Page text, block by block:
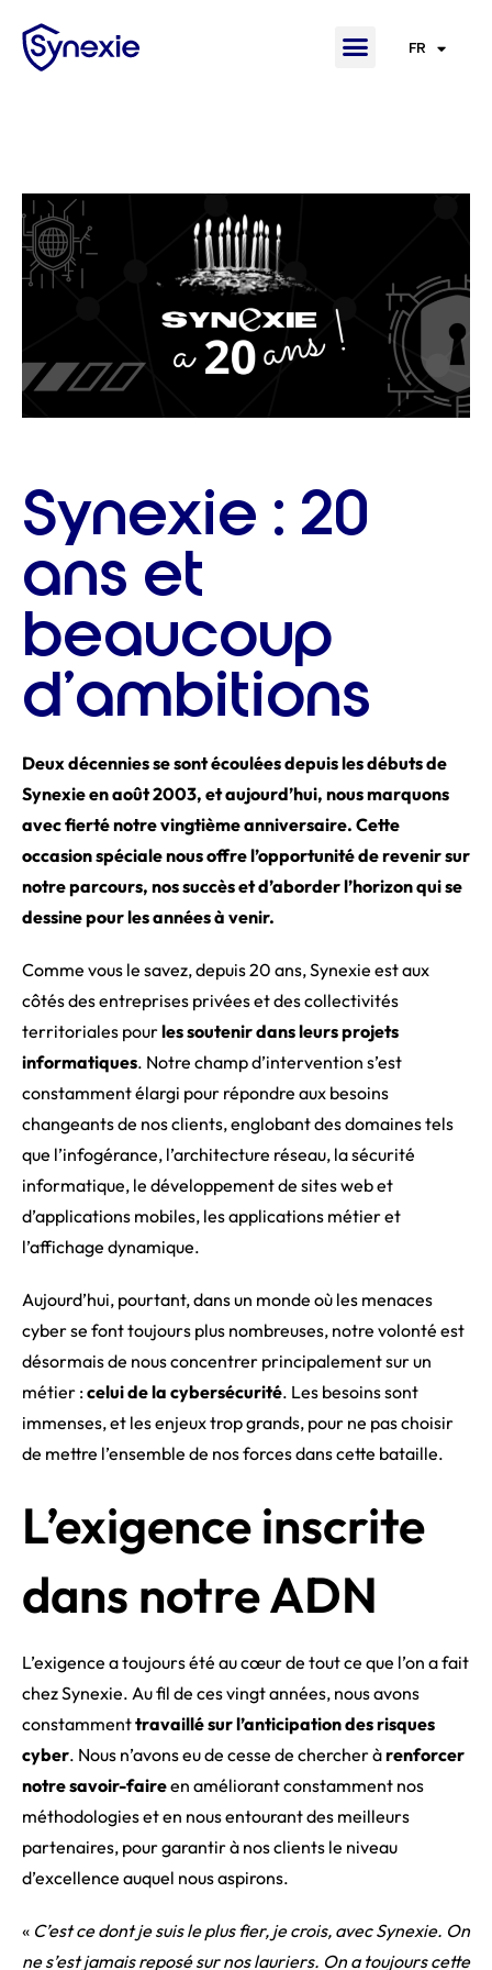
FR
EN
Synexie : 20
ans et
beaucoup
d’ambitions
Deux décennies se sont écoulées depuis les débuts de
Synexie en août 2003, et aujourd’hui, nous marquons
avec fierté notre vingtième anniversaire. Cette
occasion spéciale nous offre l’opportunité de revenir sur
notre parcours, nos succès et d’aborder l’horizon qui se
dessine pour les années à venir.
Comme vous le savez, depuis 20 ans, Synexie est aux
côtés des entreprises privées et des collectivités
territoriales pourles soutenir dans leurs projets
informatiques. Notre champ d’intervention s’est
constamment élargi pour répondre aux besoins
changeants de nos clients, englobant des domaines tels
que l’infogérance, l’architecture réseau, la sécurité
informatique, le développement de sites web et
d’applications mobiles, les applications métier et
l’affichage dynamique.
Aujourd’hui, pourtant, dans un monde où les menaces
cyber se font toujours plus nombreuses, notre volonté est
désormais de nous concentrer principalement sur un
métier :celui de la cybersécurité. Les besoins sont
immenses, et les enjeux trop grands, pour ne pas choisir
de mettre l’ensemble de nos forces dans cette bataille.
L’exigence inscrite
dans notre ADN
L’exigence a toujours été au cœur de tout ce que l’on a fait
chez Synexie. Au fil de ces vingt années, nous avons
constammenttravaillé sur l’anticipation des risques
cyber. Nous n’avons eu de cesse de chercher àrenforcer
notre savoir-faireen améliorant constamment nos
méthodologies et en nous entourant des meilleurs
partenaires, pour garantir à nos clients le niveau
d’excellence auquel nous aspirons.
« C’est ce dont je suis le plus fier, je crois, avec Synexie. On
ne s’est jamais reposé sur nos lauriers. On a toujours cette